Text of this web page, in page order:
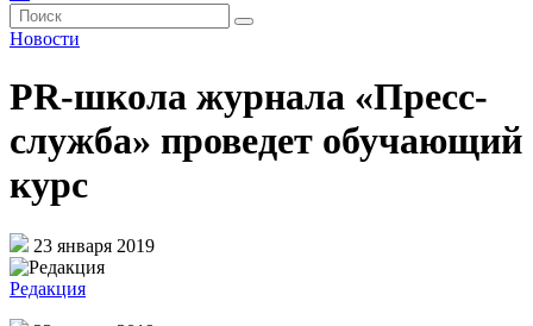
Новости
PR-школа журнала «Пресс-
служба» проведет обучающий
курс
23 января 2019
Редакция